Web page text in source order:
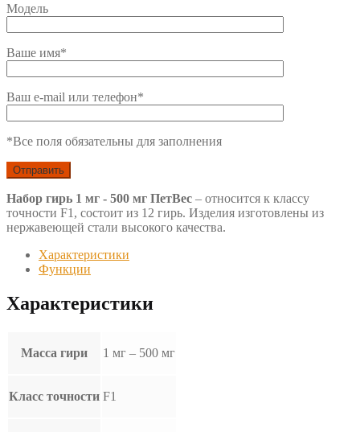
Модель
Ваше имя*
Ваш e-mail или телефон*
*Все поля обязательны для заполнения
Набор гирь 1 мг - 500 мг ПетВес – относится к классу
точности F1, состоит из 12 гирь. Изделия изготовлены из
нержавеющей стали высокого качества.
Характеристики
Функции
Характеристики
Масса гири 1 мг – 500 мг
Класс точности F1